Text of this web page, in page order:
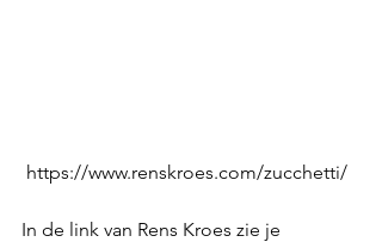
https://www.renskroes.com/zucchetti/
In de link van Rens Kroes zie je